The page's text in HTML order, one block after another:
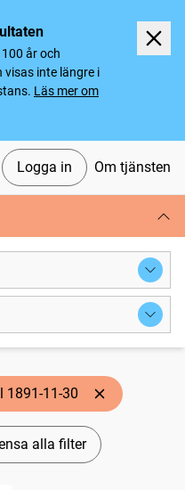
år och
inte längre i
Läs mer om
Logga in Om tjänsten
1891-11-30
alla filter